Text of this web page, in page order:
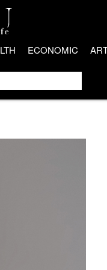
ECONOMIC